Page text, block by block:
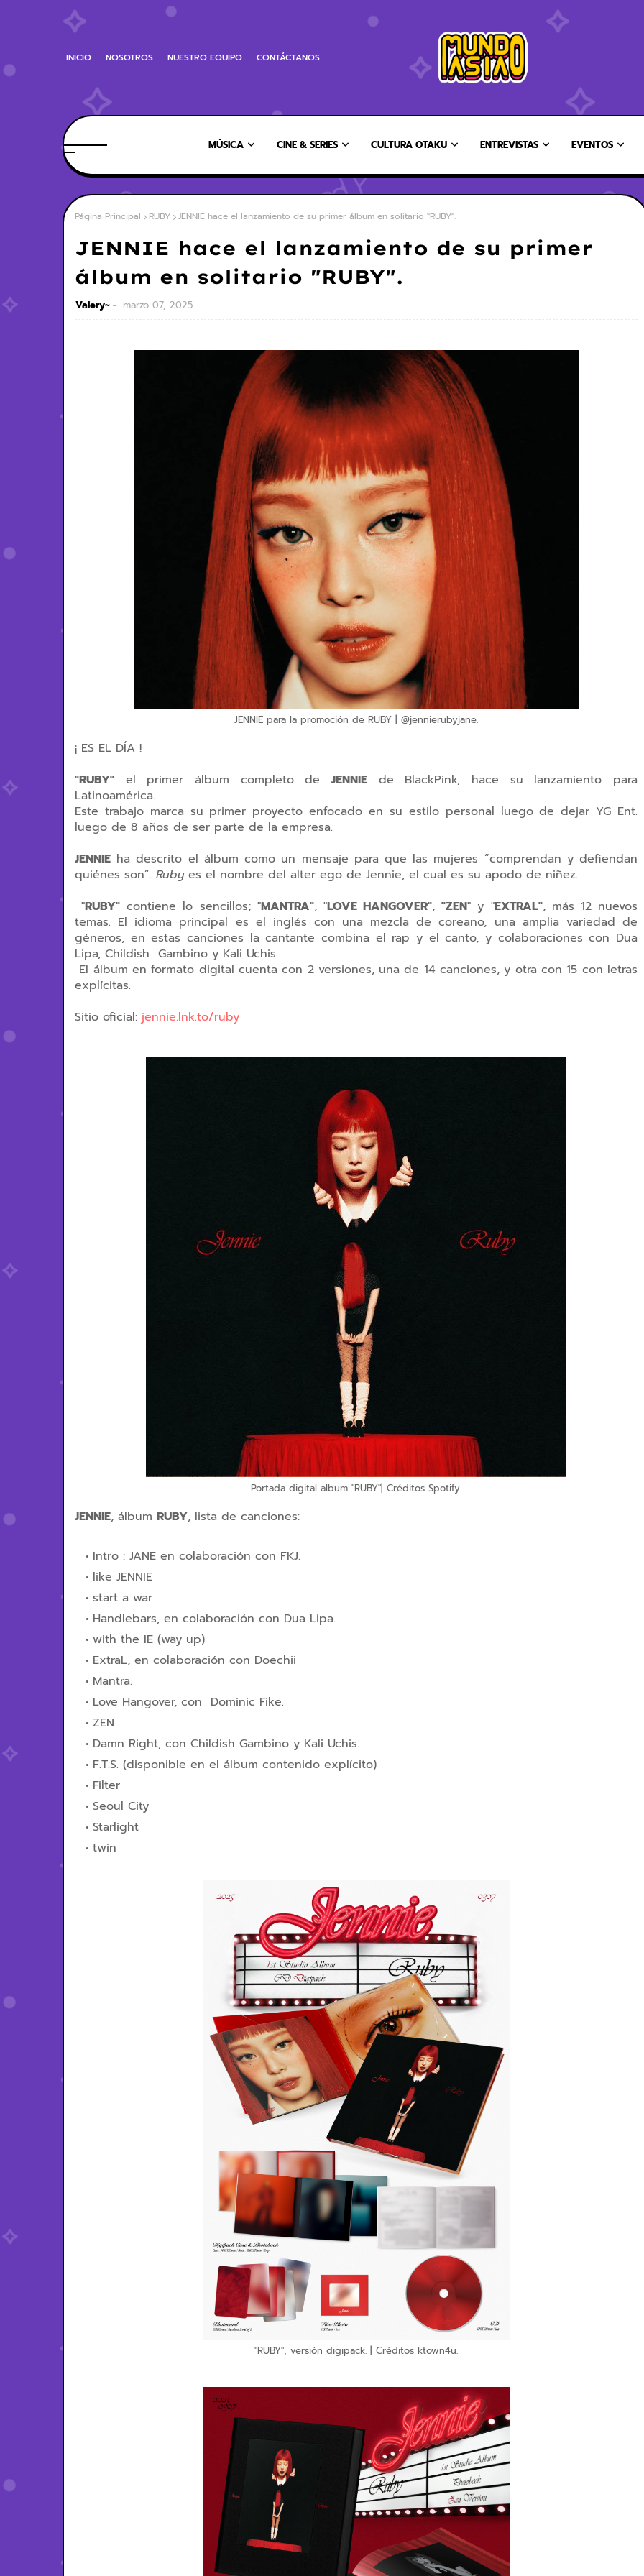
INICIO NOSOTROS NUESTRO EQUIPO CONTÁCTANOS
MÚSICA CINE & SERIES CULTURA OTAKU ENTREVISTAS EVENTOS
Página Principal RUBY JENNIE hace el lanzamiento de su primer álbum en solitario "RUBY".
JENNIE hace el lanzamiento de su primer
álbum en solitario "RUBY".
Valery~ marzo 07, 2025
JENNIE para la promoción de RUBY | @jennierubyjane.
¡ ES EL DÍA !
"RUBY" el primer álbum completo de JENNIE de BlackPink, hace su lanzamiento para
Latinoamérica.
Este trabajo marca su primer proyecto enfocado en su estilo personal luego de dejar YG Ent.
luego de 8 años de ser parte de la empresa.
JENNIE ha descrito el álbum como un mensaje para que las mujeres “comprendan y defiendan
quiénes son”. Rubyes el nombre del alter ego de Jennie, el cual es su apodo de niñez.
"RUBY" contiene lo sencillos; "MANTRA", "LOVE HANGOVER","ZEN" y "EXTRAL", más 12 nuevos
temas. El idioma principal es el inglés con una mezcla de coreano, una amplia variedad de
géneros, en estas canciones la cantante combina el rap y el canto, y colaboraciones con Dua
Lipa, Childish Gambino y Kali Uchis.
El álbum en formato digital cuenta con 2 versiones, una de 14 canciones, y otra con 15 con letras
explícitas.
Sitio oficial: jennie.lnk.to/ruby
Portada digital album "RUBY"| Créditos Spotify.
JENNIE, álbum RUBY, lista de canciones:
Intro : JANE en colaboración con FKJ.
like JENNIE
start a war
Handlebars, en colaboración con Dua Lipa.
with the IE (way up)
ExtraL, en colaboración con Doechii
Mantra.
Love Hangover, con Dominic Fike.
ZEN
Damn Right, con Childish Gambino y Kali Uchis.
F.T.S. (disponible en el álbum contenido explícito)
Filter
Seoul City
Starlight
twin
"RUBY", versión digipack. | Créditos ktown4u.